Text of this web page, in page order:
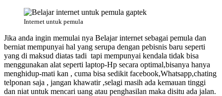
Internet untuk pemula
Jika anda ingin memulai nya Belajar internet sebagai pemula dan
berniat mempunyai hal yang serupa dengan pebisnis baru seperti
yang di maksud diatas tadi tapi mempunyai kendala tidak bisa
menggunakan alat seperti laptop-Hp secara optimal,bisanya hanya
menghidup-mati kan , cuma bisa sedikit facebook,Whatsapp,chating
telponan saja , jangan khawatir ,selagi masih ada kemauan tinggi
dan niat untuk mencari uang atau penghasilan maka disitu ada jalan.